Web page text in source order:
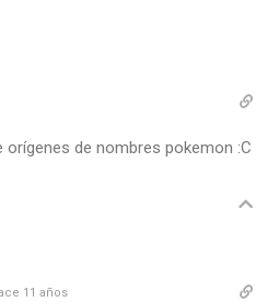
de nombres pokemon :C
11 años